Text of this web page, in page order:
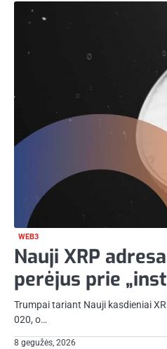
WEB3
Nauji XRP
perėjus prie
Trumpai tariant Nauji kasdieniai
020, o…
8 gegužės, 2026